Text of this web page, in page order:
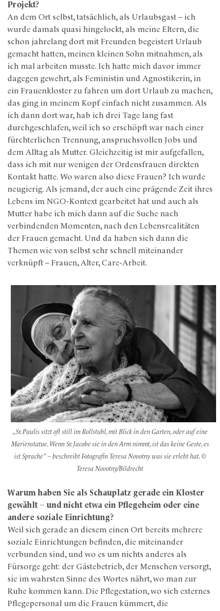
Projekt?
An dem Ort selbst, tatsächlich, als Urlaubsgast – ich
wurde damals quasi hingelockt, als meine Eltern, die
schon jahrelang dort mit Freunden begeistert Urlaub
gemacht hatten, meinen kleinen Sohn mitnahmen, als
ich mal arbeiten musste. Ich hatte mich davor immer
dagegen gewehrt, als Feministin und Agnostikerin, in
ein Frauenkloster zu fahren um dort Urlaub zu machen,
das ging in meinem Kopf einfach nicht zusammen. Als
ich dann dort war, hab ich drei Tage lang fast
durchgeschlafen, weil ich so erschöpft war nach einer
fürchterlichen Trennung, anspruchsvollen Jobs und
dem Alltag als Mutter. Gleichzeitig ist mir aufgefallen,
dass ich mit nur wenigen der Ordensfrauen direkten
Kontakt hatte. Wo waren also diese Frauen? Ich wurde
neugierig. Als jemand, der auch eine prägende Zeit ihres
Lebens im NGO-Kontext gearbeitet hat und auch als
Mutter habe ich mich dann auf die Suche nach
verbindenden Momenten, nach den Lebensrealitäten
der Frauen gemacht. Und da haben sich dann die
Themen wie von selbst sehr schnell miteinander
verknüpft – Frauen, Alter, Care-Arbeit.
„Sr. Paulis sitzt oft still im Rollstuhl, mit Blick in den Garten, oder auf eine
Marienstatue. Wenn Sr. Jacobe sie in den Arm nimmt, ist das keine Geste, es
ist Sprache“ – beschreibt Fotografin Teresa Novotny was sie erlebt hat. ©
Teresa Novotny/Bildrecht
Warum haben Sie als Schauplatz gerade ein Kloster
gewählt – und nicht etwa ein Pflegeheim oder eine
andere soziale Einrichtung?
Weil sich gerade an diesem einen Ort bereits mehrere
soziale Einrichtungen befinden, die miteinander
verbunden sind, und wo es um nichts anderes als
Fürsorge geht: der Gästebetrieb, der Menschen versorgt,
sie im wahrsten Sinne des Wortes nährt, wo man zur
Ruhe kommen kann. Die Pflegestation, wo sich externes
Pflegepersonal um die Frauen kümmert, die